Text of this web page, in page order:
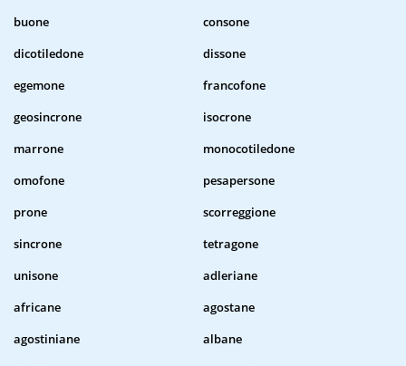
buone
consone
dicotiledone
dissone
egemone
francofone
geosincrone
isocrone
marrone
monocotiledone
omofone
pesapersone
prone
scorreggione
sincrone
tetragone
unisone
adleriane
africane
agostane
agostiniane
albane